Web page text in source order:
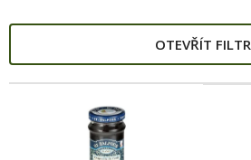
OTEVŘÍT FILTR